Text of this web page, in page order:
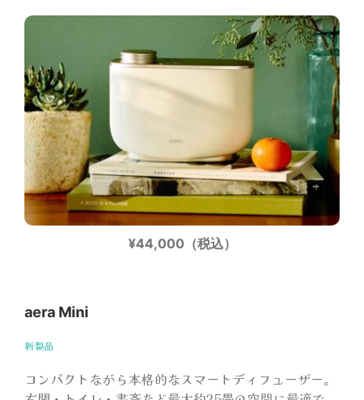
¥44,000（税込）
aera Mini
新製品
コンパクトながら本格的なスマートディフューザー。